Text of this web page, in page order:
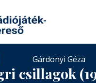
Gárdonyi Géza
csillagok